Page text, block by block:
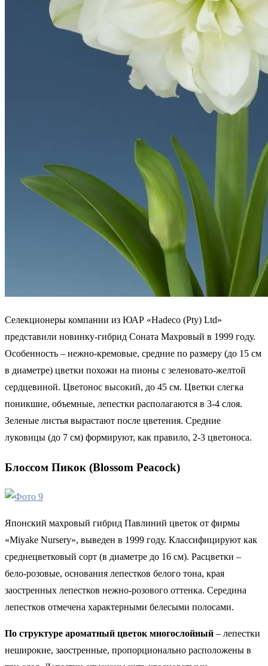
Селекционеры компании из ЮАР «Hadeco (Pty) Ltd»
представили новинку-гибрид Соната Махровый в 1999 году.
Особенность – нежно-кремовые, средние по размеру (до 15 см
в диаметре) цветки похожи на пионы с зеленовато-желтой
сердцевиной. Цветонос высокий, до 45 см. Цветки слегка
поникшие, объемные, лепестки располагаются в 3-4 слоя.
Зеленые листья вырастают после цветения. Средние
луковицы (до 7 см) формируют, как правило, 2-3 цветоноса.
Блоссом Пикок (Blossom Peacock)
Японский махровый гибрид Павлиний цветок от фирмы
«Miyake Nursery», выведен в 1999 году. Классифицируют как
среднецветковый сорт (в диаметре до 16 см). Расцветки –
бело-розовые, основания лепестков белого тона, края
заостренных лепестков нежно-розового оттенка. Середина
лепестков отмечена характерными белесыми полосами.
По структуре ароматный цветок многослойный – лепестки
неширокие, заостренные, пропорционально расположены в